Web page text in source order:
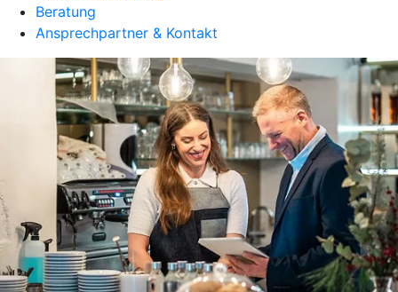
Beratung
Ansprechpartner & Kontakt